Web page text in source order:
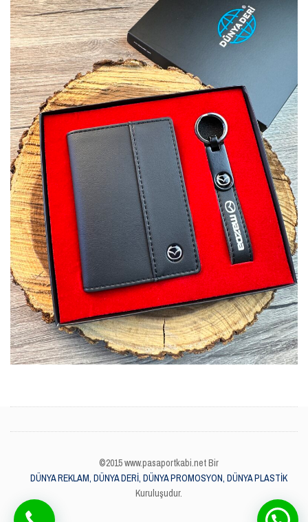
©2015 www.pasaportkabi.net Bir
DÜNYA REKLAM, DÜNYA DERİ, DÜNYA PROMOSYON, DÜNYA PLASTİK
Kuruluşudur.